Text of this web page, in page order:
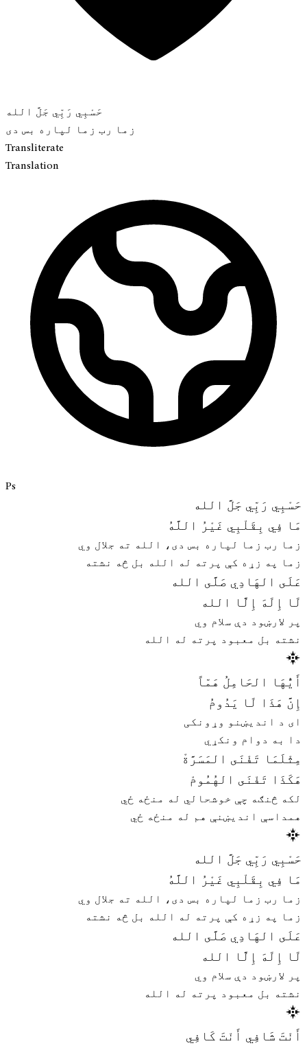
حَسْبِي رَبِّي جَلَّ الله
زما رب زما لپاره بس دی
Transliterate
Translation
Ps
حَسْبِي رَبِّي جَلَّ الله
مَا فِي بِقَلْبِي غَيْرُ اللَّهُ
زما رب زما لپاره بس دی، الله ته جلال وي
زما په زړه کې پرته له الله بل څه نشته
عَلَى الهَادِي صَلَّى الله
لَا إِلَهَ إِلَّا الله
پر لارښود دې سلام وي
نشته بل معبود پرته له الله
أَيُّهَا الحَامِلُ هَمّاً
إِنَّ هَذَا لَا يَدُومُ
ای د اندیښنو وړونکی
دا به دوام ونکړي
مِثْلَمَا تَفْنَى المَسَرَّةْ
هَكَذَا تَفْنَى الهُمُومْ
لکه څنګه چې خوشحالي له منځه ځي
همداسې اندیښنې هم له منځه ځي
حَسْبِي رَبِّي جَلَّ الله
مَا فِي بِقَلْبِي غَيْرُ اللَّهُ
زما رب زما لپاره بس دی، الله ته جلال وي
زما په زړه کې پرته له الله بل څه نشته
عَلَى الهَادِي صَلَّى الله
لَا إِلَهَ إِلَّا الله
پر لارښود دې سلام وي
نشته بل معبود پرته له الله
أَنْتَ شَافِي أَنْتَ كَافِي